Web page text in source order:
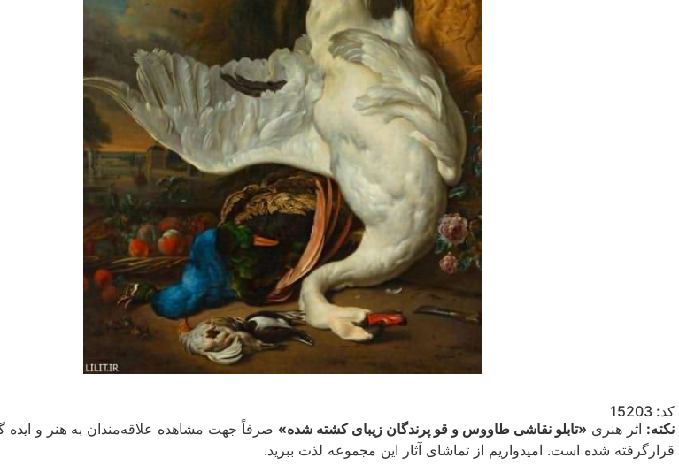
کد: 15203
نکته: اثر هنری «تابلو نقاشی طاووس و قو پرندگان زیبای کشته شده» صرفاً جهت مشاهده علاقه‌مندان به هنر و ایده
قرارگرفته شده است. امیدواریم از تماشای آثار این مجموعه لذت ببرید.